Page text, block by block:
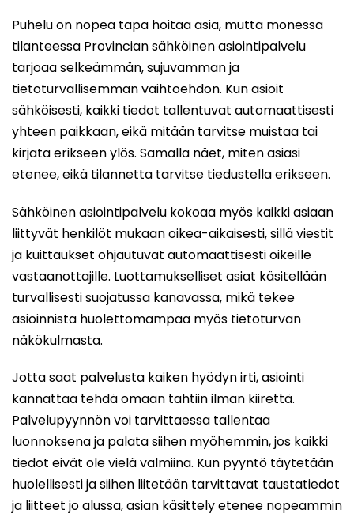
Puhelu on nopea tapa hoitaa asia, mutta monessa
tilanteessa Provincian sähköinen asiointipalvelu
tarjoaa selkeämmän, sujuvamman ja
tietoturvallisemman vaihtoehdon. Kun asioit
sähköisesti, kaikki tiedot tallentuvat automaattisesti
yhteen paikkaan, eikä mitään tarvitse muistaa tai
kirjata erikseen ylös. Samalla näet, miten asiasi
etenee, eikä tilannetta tarvitse tiedustella erikseen.
Sähköinen asiointipalvelu kokoaa myös kaikki asiaan
liittyvät henkilöt mukaan oikea-aikaisesti, sillä viestit
ja kuittaukset ohjautuvat automaattisesti oikeille
vastaanottajille. Luottamukselliset asiat käsitellään
turvallisesti suojatussa kanavassa, mikä tekee
asioinnista huolettomampaa myös tietoturvan
näkökulmasta.
Jotta saat palvelusta kaiken hyödyn irti, asiointi
kannattaa tehdä omaan tahtiin ilman kiirettä.
Palvelupyynnön voi tarvittaessa tallentaa
luonnoksena ja palata siihen myöhemmin, jos kaikki
tiedot eivät ole vielä valmiina. Kun pyyntö täytetään
huolellisesti ja siihen liitetään tarvittavat taustatiedot
ja liitteet jo alussa, asian käsittely etenee nopeammin